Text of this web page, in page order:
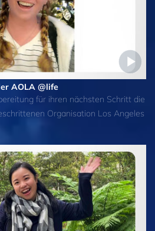
AOLA @life
für ihren nächsten Schritt die
Organisation Los Angeles